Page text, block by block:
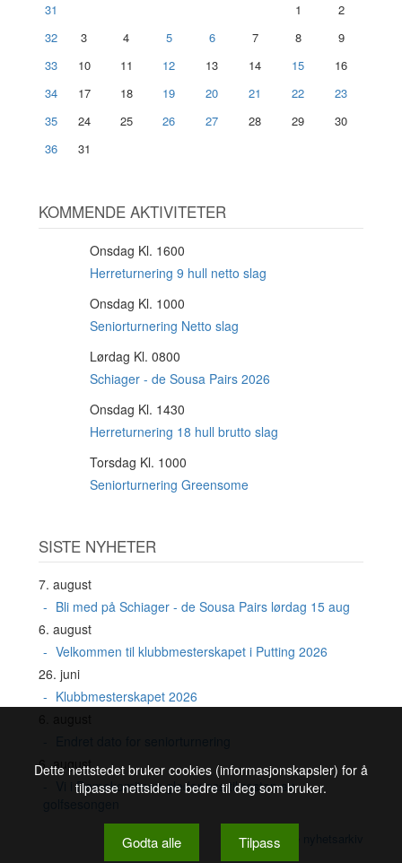
31 1
2
32
3 4 5 6 7 8
9
33
10 11 12 13 14 15
16
34
17 18 19 20 21 22
23
35
24 25 26 27 28 29
30
36
31
KOMMENDE AKTIVITETER
Onsdag Kl. 1600
Herreturnering 9 hull netto slag
Onsdag Kl. 1000
Seniorturnering Netto slag
Lørdag Kl. 0800
Schiager - de Sousa Pairs 2026
Onsdag Kl. 1430
Herreturnering 18 hull brutto slag
Torsdag Kl. 1000
Seniorturnering Greensome
SISTE NYHETER
7. august
Bli med på Schiager - de Sousa Pairs lørdag 15 aug
6. august
Velkommen til klubbmesterskapet i Putting 2026
26. juni
Klubbmesterskapet 2026
6. august
Vi i Damekomiteen gleder oss til resten av
Dette nettstedet bruker cookies (informasjonskapsler) for å
tilpasse nettsidene bedre til deg som bruker.
Godta alle Tilpass